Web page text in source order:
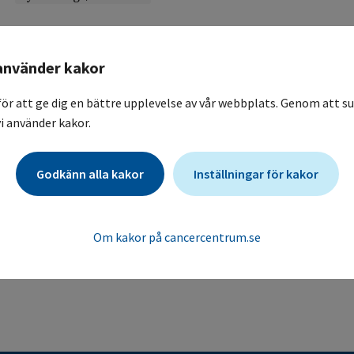
Day care in Robotic Surgery Hysterectomy. Jämförande
Day care in Robotic Surgery Hysterectomy. Jämförande
Karolinska Universitetssjukhuset / Gynekologisk klinik
Karolinska Universitetssjukhuset / Gynekologisk klinik
kakor
att ge dig en bättre upplevelse av vår webbplats. Genom att
kakor.
Godkänn alla kakor Inställningar för kakor
Om kakor på cancercentrum.se